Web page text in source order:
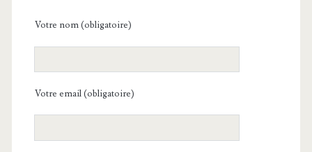
Votre nom (obligatoire)
Votre email (obligatoire)